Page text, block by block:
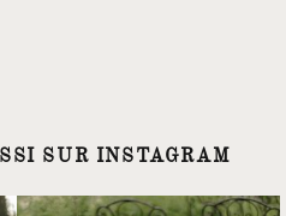
SUR INSTAGRAM